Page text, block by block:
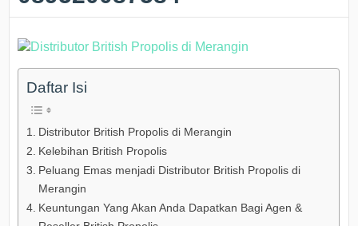
Daftar Isi
Distributor British Propolis di Merangin
Kelebihan British Propolis
Peluang Emas menjadi Distributor British Propolis di
Merangin
Keuntungan Yang Akan Anda Dapatkan Bagi Agen &